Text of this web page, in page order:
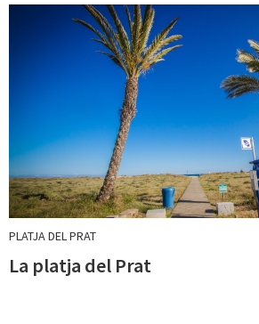
PLATJA DEL PRAT
La platja del Prat